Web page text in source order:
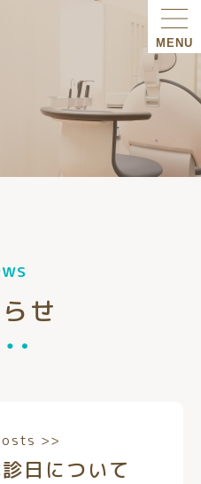
せ
>>
日について
MENU